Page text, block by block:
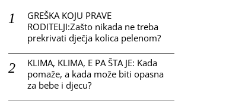
GREŠKA KOJU PRAVE
RODITELJI:Zašto nikada ne treba
prekrivati dječja kolica pelenom?
KLIMA, KLIMA, E PA ŠTA JE: Kada
pomaže, a kada može biti opasna
za bebe i djecu?